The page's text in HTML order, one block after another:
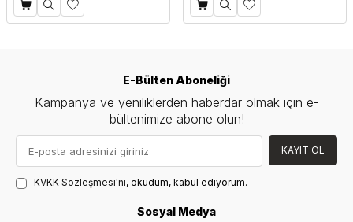
E-Bülten Aboneliği
Kampanya ve yeniliklerden haberdar olmak için e-
bültenimize abone olun!
KAYIT OL
KVKK Sözleşmesi'ni, okudum, kabul ediyorum.
Sosyal Medya